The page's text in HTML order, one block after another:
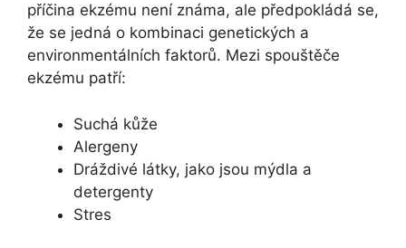
příčina ekzému není známa, ale předpokládá se,
že se jedná o kombinaci genetických a
environmentálních faktorů. Mezi spouštěče
ekzému patří:
Suchá kůže
Alergeny
Dráždivé látky, jako jsou mýdla a
detergenty
Stres